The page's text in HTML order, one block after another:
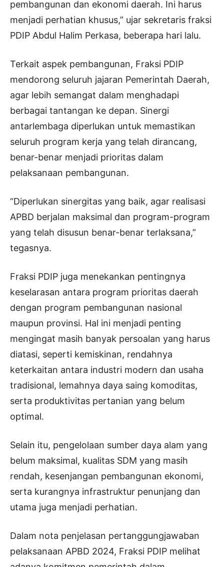
pembangunan dan ekonomi daerah. Ini harus
menjadi perhatian khusus,” ujar sekretaris fraksi
PDIP Abdul Halim Perkasa, beberapa hari lalu.
Terkait aspek pembangunan, Fraksi PDIP
mendorong seluruh jajaran Pemerintah Daerah,
agar lebih semangat dalam menghadapi
berbagai tantangan ke depan. Sinergi
antarlembaga diperlukan untuk memastikan
seluruh program kerja yang telah dirancang,
benar-benar menjadi prioritas dalam
pelaksanaan pembangunan.
“Diperlukan sinergitas yang baik, agar realisasi
APBD berjalan maksimal dan program-program
yang telah disusun benar-benar terlaksana,”
tegasnya.
Fraksi PDIP juga menekankan pentingnya
keselarasan antara program prioritas daerah
dengan program pembangunan nasional
maupun provinsi. Hal ini menjadi penting
mengingat masih banyak persoalan yang harus
diatasi, seperti kemiskinan, rendahnya
keterkaitan antara industri modern dan usaha
tradisional, lemahnya daya saing komoditas,
serta produktivitas pertanian yang belum
optimal.
Selain itu, pengelolaan sumber daya alam yang
belum maksimal, kualitas SDM yang masih
rendah, kesenjangan pembangunan ekonomi,
serta kurangnya infrastruktur penunjang dan
utama juga menjadi perhatian.
Dalam nota penjelasan pertanggungjawaban
pelaksanaan APBD 2024, Fraksi PDIP melihat